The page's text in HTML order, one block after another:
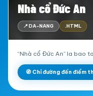
Nhà cổ Đức An
📍 DA-NANG .HTML
“Nhà cổ Đức An” la bao
🧭 Chỉ đường đến điểm